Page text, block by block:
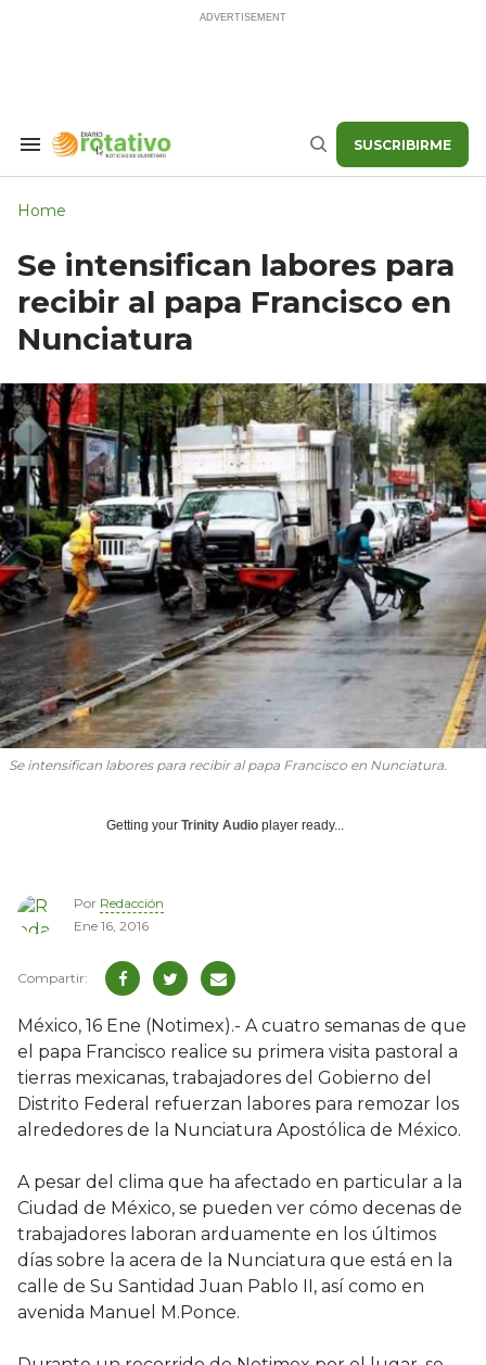
Search
Buscar SUSCRIBIRME
Home
Se intensifican labores para
recibir al papa Francisco en
Nunciatura
Se intensifican labores para recibir al papa Francisco en Nunciatura.
Getting your Trinity Audio player ready...
Por Redacción
Ene 16, 2016
México, 16 Ene (Notimex).- A cuatro semanas de que
el papa Francisco realice su primera visita pastoral a
tierras mexicanas, trabajadores del Gobierno del
Distrito Federal refuerzan labores para remozar los
alrededores de la Nunciatura Apostólica de México.
A pesar del clima que ha afectado en particular a la
Ciudad de México, se pueden ver cómo decenas de
trabajadores laboran arduamente en los últimos
días sobre la acera de la Nunciatura que está en la
calle de Su Santidad Juan Pablo II, así como en
avenida Manuel M.Ponce.